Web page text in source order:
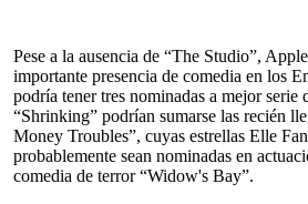
Pese a la ausencia de “The Studio”,
importante presencia de comedia en los
podría tener tres nominadas a mejor serie
“Shrinking” podrían sumarse las recién
Money Troubles”, cuyas estrellas Elle
probablemente sean nominadas en
comedia de terror “Widow's Bay”.